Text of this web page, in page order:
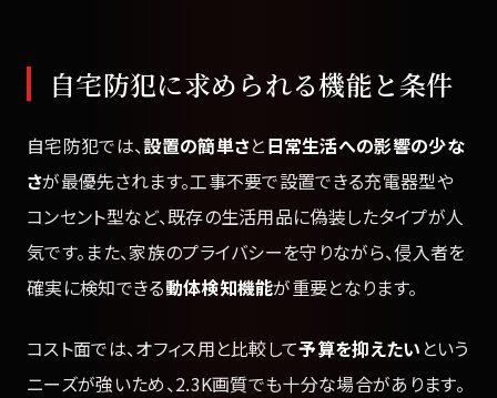
自宅防犯に求められる機能と条件
自宅防犯では、設置の簡単さと日常生活への影響の少な
さが最優先されます。工事不要で設置できる充電器型や
コンセント型など、既存の生活用品に偽装したタイプが人
気です。また、家族のプライバシーを守りながら、侵入者を
確実に検知できる動体検知機能が重要となります。
コスト面では、オフィス用と比較して予算を抑えたい という
ニーズが強いため、2.3K画質でも十分な場合があります。